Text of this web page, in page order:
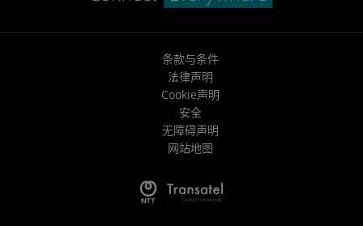
条款与条件
法律声明
Cookie声明
安全
无障碍声明
网站地图